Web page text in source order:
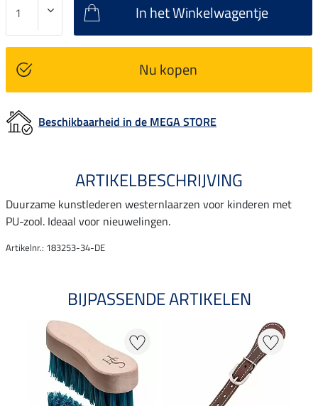
In het Winkelwagentje
Nu kopen
Beschikbaarheid in de MEGA STORE
ARTIKELBESCHRIJVING
Duurzame kunstlederen westernlaarzen voor kinderen met
PU-zool. Ideaal voor nieuwelingen.
Artikelnr.: 183253-34-DE
BIJPASSENDE ARTIKELEN